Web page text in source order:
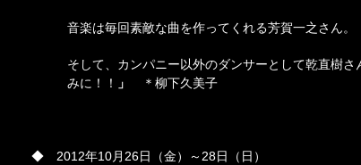
音楽は毎回素敵な曲を作ってくれる芳賀一之さん。
そして、カンパニー以外のダンサーとして乾直樹さ
みに！！
」 ＊柳下久美子
◆ 2012年10月26日（金）～28日（日）